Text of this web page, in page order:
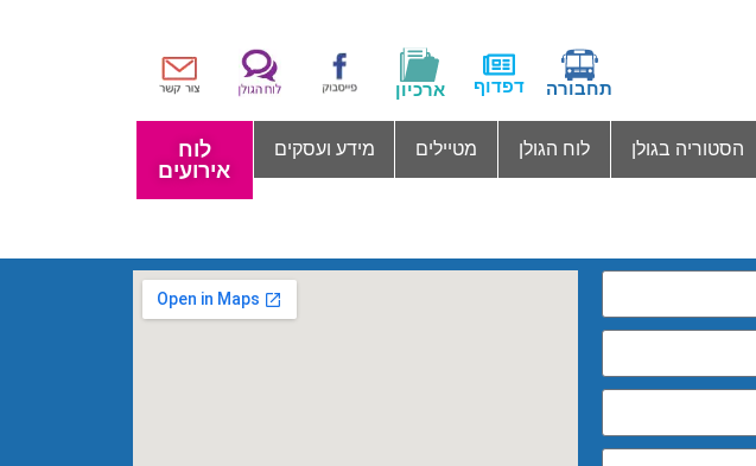
תחבורה דפדוף ארכיון
הסטוריה בגולן לוח הגולן מטיילים מידע ועסקים
לוח
אירועים